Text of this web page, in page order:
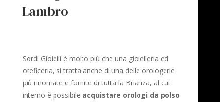
Lambro
Sordi Gioielli è molto più che una gioielleria ed
oreficeria, si tratta anche di una delle orologerie
più rinomate e fornite di tutta la Brianza, al cui
interno è possibile acquistare orologi da polso